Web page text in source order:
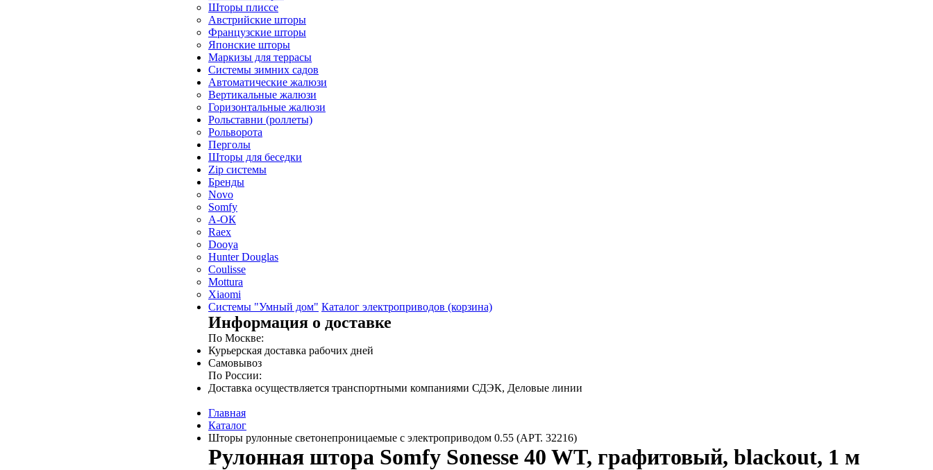
Шторы плиссе
Австрийские шторы
Французские шторы
Японские шторы
Маркизы для террасы
Системы зимних садов
Автоматические жалюзи
Вертикальные жалюзи
Горизонтальные жалюзи
Рольставни (роллеты)
Рольворота
Перголы
Шторы для беседки
Zip системы
Бренды
Novo
Somfy
А-ОК
Raex
Dooya
Hunter Douglas
Coulisse
Mottura
Xiaomi
Системы "Умный дом" Каталог электроприводов (корзина)
Информация о доставке
По Москве:
Курьерская доставка рабочих дней
Самовывоз
По России:
Доставка осуществляется транспортными компаниями СДЭК, Деловые линии
Главная
Каталог
Шторы рулонные светонепроницаемые с электроприводом 0.55 (АРТ. 32216)
Рулонная штора Somfy Sonesse 40 WT, графитовый, blackout, 1 м